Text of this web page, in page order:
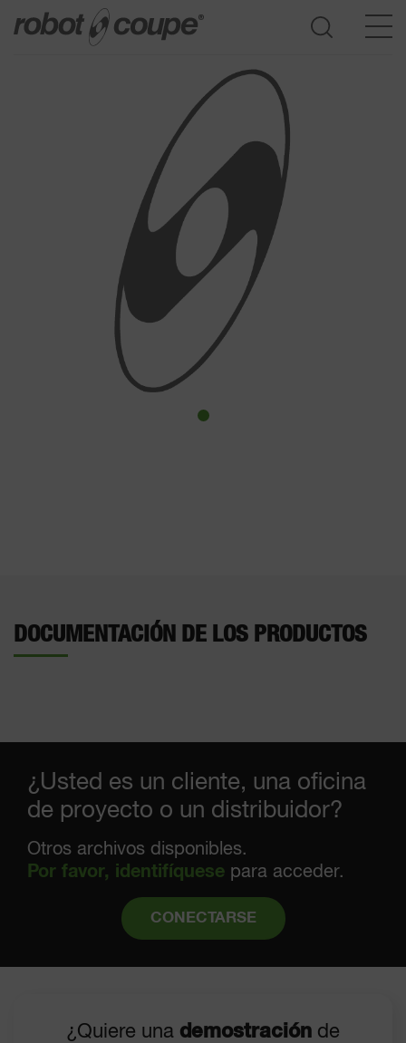
DOCUMENTACIÓN DE LOS PRODUCTOS
¿Usted es un cliente, una oficina
de proyecto o un distribuidor?
Otros archivos disponibles.
Por favor, identifíquese para acceder.
CONECTARSE
¿Quiere una demostración de
Consulte la guía de selección